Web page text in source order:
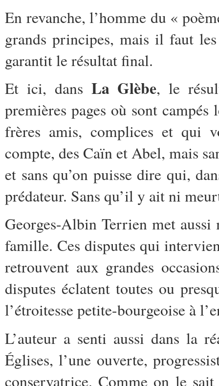
En revanche, l’homme du «
grands principes, mais il faut
garantit le résultat final.
Et ici, dans La Glèbe, le
premières pages où sont
frères amis, complices et qui
compte, des Caïn et Abel, mais
et sans qu’on puisse dire qui,
prédateur. Sans qu’il y ait ni
Georges-Albin Terrien met aussi
famille. Ces disputes qui
retrouvent aux grandes
disputes éclatent toutes ou
l’étroitesse petite-bourgeoise à
L’auteur a senti aussi dans la
Églises, l’une ouverte,
conservatrice. Comme on le